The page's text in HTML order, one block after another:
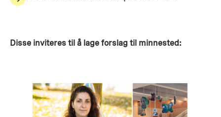
Disse inviteres til å lage forslag til minnested: